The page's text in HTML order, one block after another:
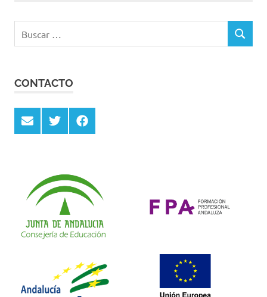
BUSCAR
CONTACTO
Email TwitterFacebook